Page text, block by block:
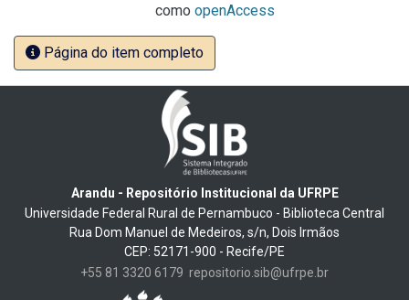
como openAccess
Página do item completo
Arandu - Repositório Institucional da UFRPE
Universidade Federal Rural de Pernambuco - Biblioteca Central
Rua Dom Manuel de Medeiros, s/n, Dois Irmãos
CEP: 52171-900 - Recife/PE
+55 81 3320 6179 repositorio.sib@ufrpe.br